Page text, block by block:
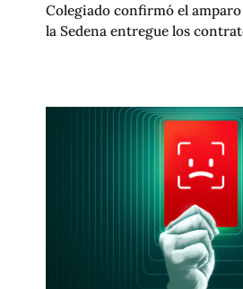
Colegiado confirmó el amparo
la Sedena entregue los